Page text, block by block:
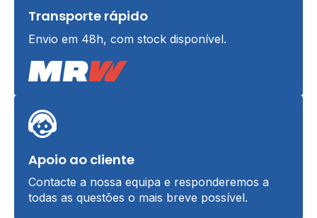
Transporte rápido
Envio em 48h, com stock disponível.
Apoio ao cliente
Contacte a nossa equipa e responderemos a
todas as questões o mais breve possível.